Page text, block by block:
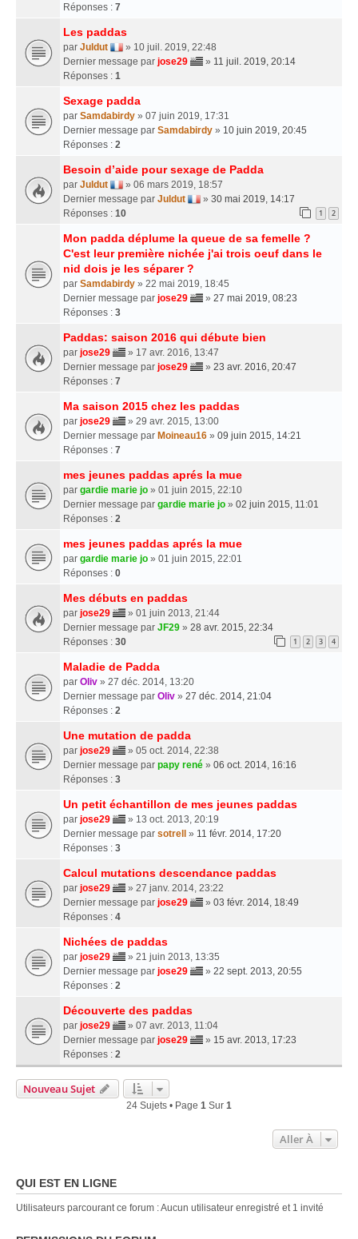
Réponses : 7
Les paddas
par Juldut
» 10 juil. 2019, 22:48
Dernier message par jose29 » 11 juil. 2019, 20:14
Réponses : 1
Sexage padda
par Samdabirdy » 07 juin 2019, 17:31
Dernier message par Samdabirdy » 10 juin 2019, 20:45
Réponses : 2
Besoin d’aide pour sexage de Padda
par Juldut
» 06 mars 2019, 18:57
Dernier message par Juldut » 30 mai 2019, 14:17
Réponses : 10 1 2
Mon padda déplume la queue de sa femelle ?
C'est leur première nichée j'ai trois oeuf dans le
nid dois je les séparer ?
par Samdabirdy » 22 mai 2019, 18:45
Dernier message par jose29 » 27 mai 2019, 08:23
Réponses : 3
Paddas: saison 2016 qui débute bien
par jose29
» 17 avr. 2016, 13:47
Dernier message par jose29 » 23 avr. 2016, 20:47
Réponses : 7
Ma saison 2015 chez les paddas
par jose29
» 29 avr. 2015, 13:00
Dernier message par Moineau16 » 09 juin 2015, 14:21
Réponses : 7
mes jeunes paddas aprés la mue
par gardie marie jo » 01 juin 2015, 22:10
Dernier message par gardie marie jo » 02 juin 2015, 11:01
Réponses : 2
mes jeunes paddas aprés la mue
par gardie marie jo » 01 juin 2015, 22:01
Réponses : 0
Mes débuts en paddas
par jose29
» 01 juin 2013, 21:44
Dernier message par JF29 » 28 avr. 2015, 22:34
Réponses : 30 1 2 3 4
Maladie de Padda
par Oliv » 27 déc. 2014, 13:20
Dernier message par Oliv » 27 déc. 2014, 21:04
Réponses : 2
Une mutation de padda
par jose29
» 05 oct. 2014, 22:38
Dernier message par papy rené » 06 oct. 2014, 16:16
Réponses : 3
Un petit échantillon de mes jeunes paddas
par jose29
» 13 oct. 2013, 20:19
Dernier message par sotrell » 11 févr. 2014, 17:20
Réponses : 3
Calcul mutations descendance paddas
par jose29
» 27 janv. 2014, 23:22
Dernier message par jose29 » 03 févr. 2014, 18:49
Réponses : 4
Nichées de paddas
par jose29
» 21 juin 2013, 13:35
Dernier message par jose29 » 22 sept. 2013, 20:55
Réponses : 2
Découverte des paddas
par jose29
» 07 avr. 2013, 11:04
Dernier message par jose29 » 15 avr. 2013, 17:23
Réponses : 2
Nouveau Sujet
24 Sujets • Page 1 Sur 1
Aller À
QUI EST EN LIGNE
Utilisateurs parcourant ce forum : Aucun utilisateur enregistré et 1 invité